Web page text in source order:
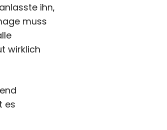
ihn,
muss
wirklich
es